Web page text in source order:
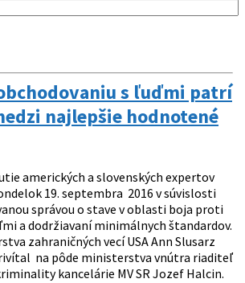
s ľuďmi patrí
najlepšie hodnotené
amerických a slovenských expertov
19. septembra 2016 v súvislosti
správou o stave v oblasti boja proti
a dodržiavaní minimálnych štandardov.
zahraničných vecí USA Ann Slusarz
na pôde ministerstva vnútra riaditeľ
kancelárie MV SR Jozef Halcin.